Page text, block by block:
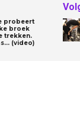
probeert
broek
trekken.
(video)